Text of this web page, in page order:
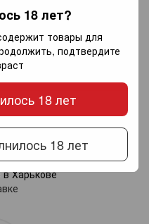
18 лет?
товары для
подтвердите
18 лет
18 лет
отзыв
Гарантия
тарифам перевозчика.
в Харькове